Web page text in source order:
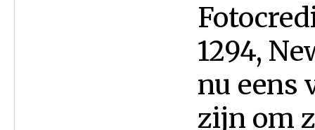
1294,
nu eens
zijn om